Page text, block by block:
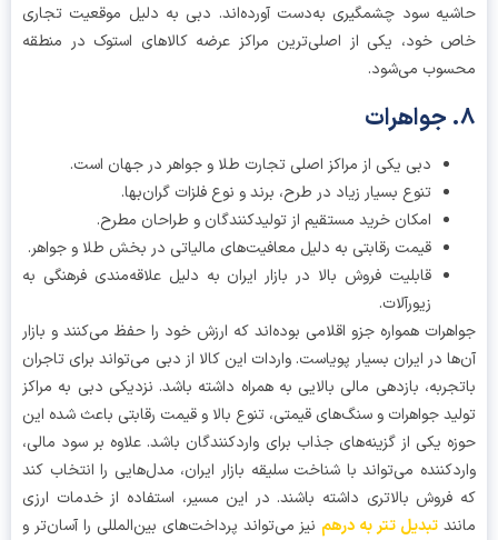
سود چشمگیری به‌دست آورده‌اند. دبی به دلیل موقعیت تجاری
خود، یکی از اصلی‌ترین مراکز عرضه کالاهای استوک در منطقه
می‌شود.
دبی یکی از مراکز اصلی تجارت طلا و جواهر در جهان است.
تنوع بسیار زیاد در طرح، برند و نوع فلزات گران‌بها.
امکان خرید مستقیم از تولیدکنندگان و طراحان مطرح.
قیمت رقابتی به دلیل معافیت‌های مالیاتی در بخش طلا و جواهر.
قابلیت فروش بالا در بازار ایران به دلیل علاقه‌مندی فرهنگی به
زیورآلات.
همواره جزو اقلامی بوده‌اند که ارزش خود را حفظ می‌کنند و بازار
در ایران بسیار پویاست. واردات این کالا از دبی می‌تواند برای تاجران
بازدهی مالی بالایی به همراه داشته باشد. نزدیکی دبی به مراکز
جواهرات و سنگ‌های قیمتی، تنوع بالا و قیمت رقابتی باعث شده این
یکی از گزینه‌های جذاب برای واردکنندگان باشد. علاوه بر سود مالی،
می‌تواند با شناخت سلیقه بازار ایران، مدل‌هایی را انتخاب کند
بالاتری داشته باشند. در این مسیر، استفاده از خدمات ارزی
تبدیل تتر به درهمنیز می‌تواند پرداخت‌های بین‌المللی را آسان‌تر و